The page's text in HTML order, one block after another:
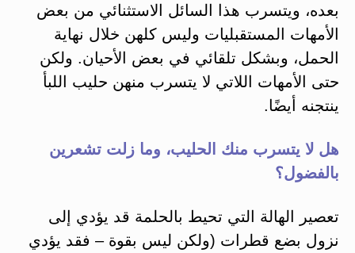
بعده، ويتسرب هذا السائل الاستثنائي من بعض
الأمهات المستقبليات وليس كلهن خلال نهاية
الحمل، وبشكل تلقائي في بعض الأحيان. ولكن
حتى الأمهات اللاتي لا يتسرب منهن حليب اللبأ
ينتجنه أيضًا.
هل لا يتسرب منك الحليب، وما زلت تشعرين
بالفضول؟
تعصير الهالة التي تحيط بالحلمة قد يؤدي إلى
نزول بضع قطرات (ولكن ليس بقوة – فقد يؤدي